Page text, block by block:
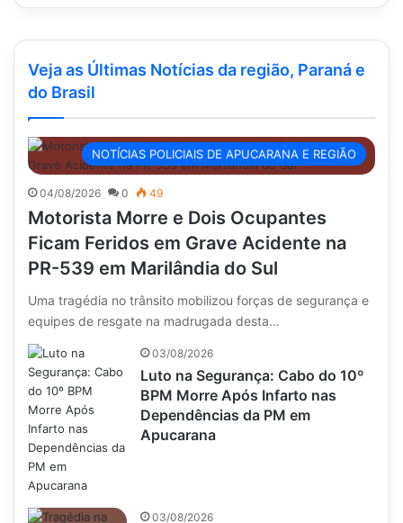
Veja as Últimas Notícias da região, Paraná e
do Brasil
NOTÍCIAS POLICIAIS DE APUCARANA E REGIÃO
04/08/2026 0 49
Motorista Morre e Dois Ocupantes
Ficam Feridos em Grave Acidente na
PR-539 em Marilândia do Sul
Uma tragédia no trânsito mobilizou forças de segurança e
equipes de resgate na madrugada desta…
03/08/2026
Luto na Segurança: Cabo do 10º
BPM Morre Após Infarto nas
Dependências da PM em
Apucarana
03/08/2026